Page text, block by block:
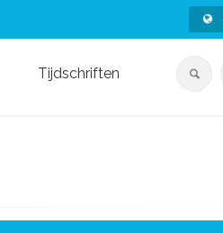
Tijdschriften